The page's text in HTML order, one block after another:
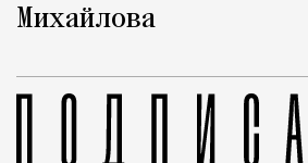
Михайлова